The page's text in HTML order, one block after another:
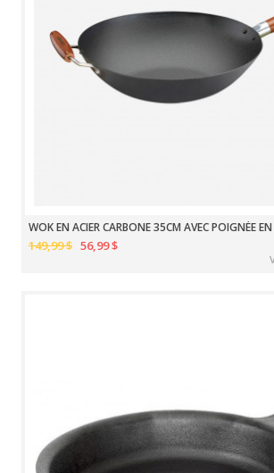
WOK EN ACIER CARBONE 35CM AVEC POIGNÉE
149,99 $ 56,99 $